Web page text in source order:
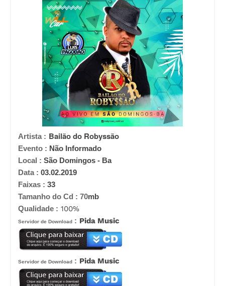
Artista : Bailão do Robyssão
Evento : Não Informado
Local : São Domingos - Ba
Data : 03.02.2019
Faixas : 33
Tamanho do Cd : 70mb
Qualidade : 100%
Servidor de Download : Pida Music
Servidor de Download : Pida Music